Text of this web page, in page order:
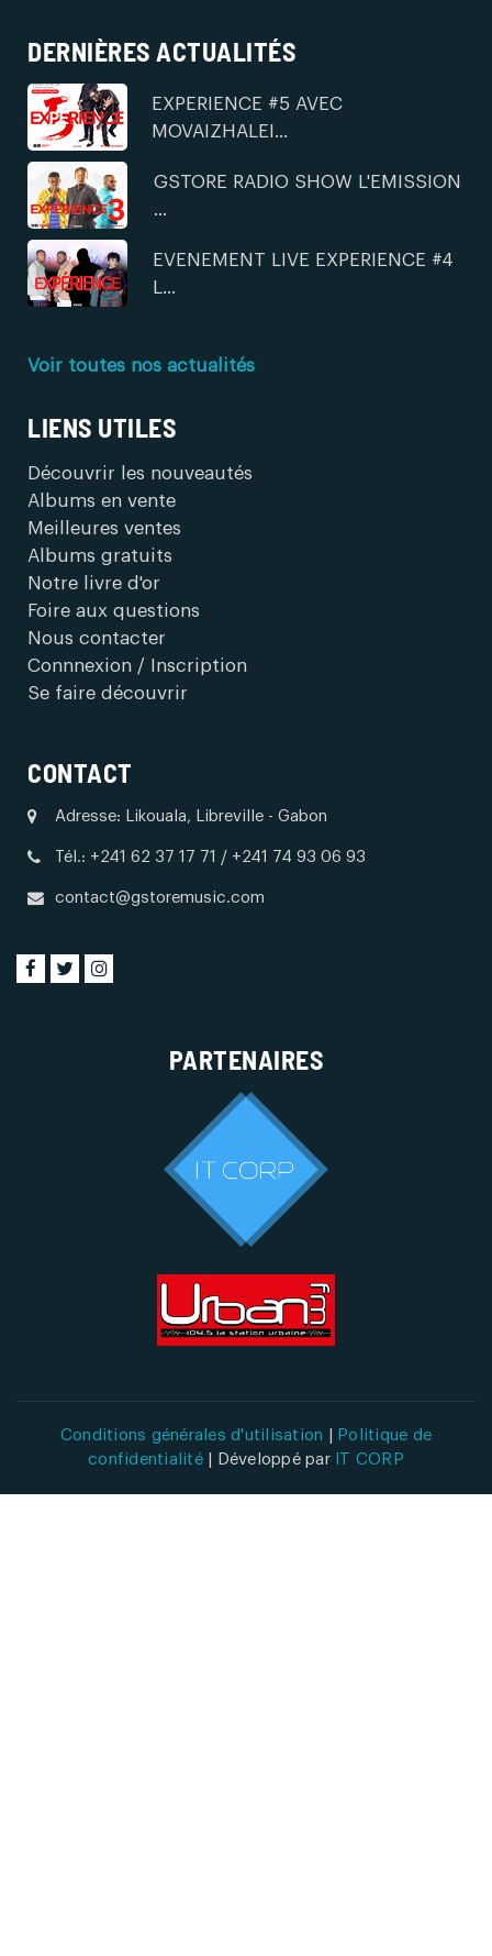
DERNIÈRES ACTUALITÉS
EXPERIENCE #5 AVEC
MOVAIZHALEI...
GSTORE RADIO SHOW L'EMISSION
...
EVENEMENT LIVE EXPERIENCE #4
L...
Voir toutes nos actualités
LIENS UTILES
Découvrir les nouveautés
Albums en vente
Meilleures ventes
Albums gratuits
Notre livre d'or
Foire aux questions
Nous contacter
Connnexion / Inscription
Se faire découvrir
CONTACT
Adresse: Likouala, Libreville - Gabon
Tél.: +241 62 37 17 71 / +241 74 93 06 93
contact@gstoremusic.com
PARTENAIRES
Conditions générales d'utilisation
Politique de
confidentialité
| Développé par IT CORP